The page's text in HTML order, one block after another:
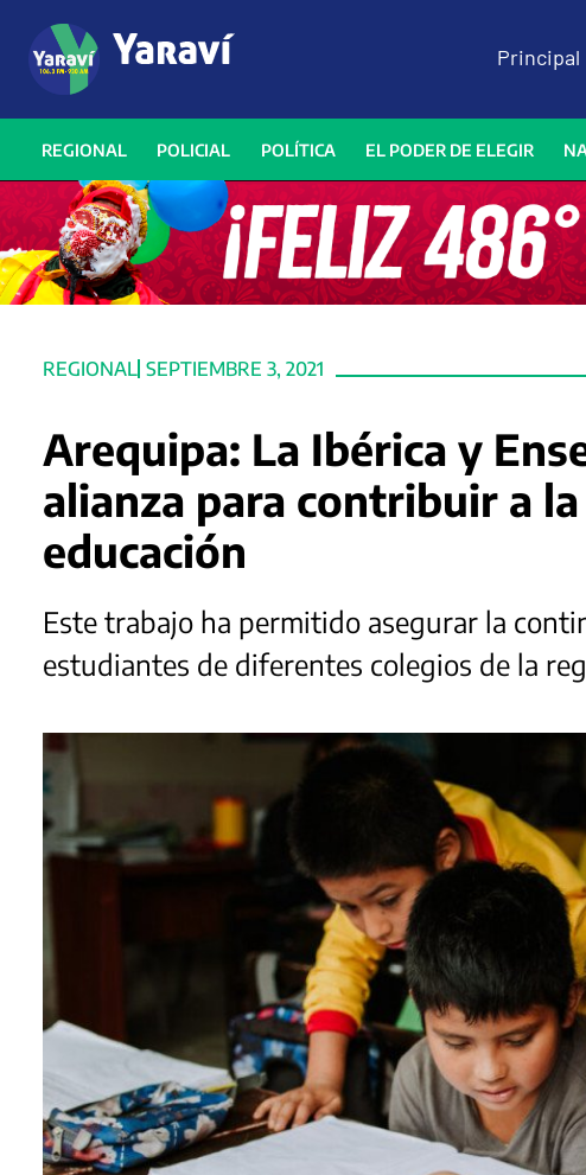
Principal
REGIONAL POLICIAL POLÍTICA EL PODER DE ELEGIR
REGIONAL SEPTIEMBRE 3, 2021
Arequipa: La Ibérica y
alianza para contribuir a
educación
Este trabajo ha permitido asegurar la
estudiantes de diferentes colegios de la